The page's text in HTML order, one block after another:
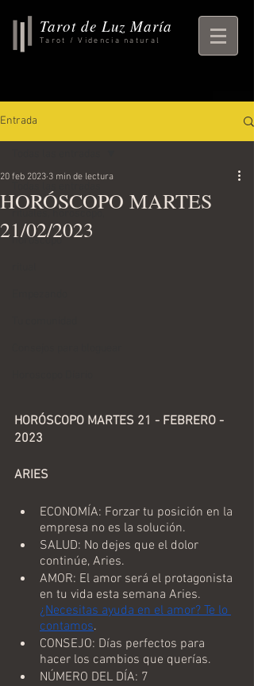
Tarot de Luz María
Tarot / Videncia natural
Entrada
horoscopo
HORÓSCOPO MARTES
21/02/2023
20 feb 2023 3 min de lectura
HORÓSCOPO MARTES 21 - FEBRERO -
2023
ARIES
ECONOMÍA: Forzar tu posición en la
empresa no es la solución.
SALUD: No dejes que el dolor
continúe, Aries.
AMOR: El amor será el protagonista
en tu vida esta semana Aries.
¿Necesitas ayuda en el amor? Te lo
contamos.
CONSEJO: Días perfectos para
hacer los cambios que querías.
NÚMERO DEL DÍA: 7